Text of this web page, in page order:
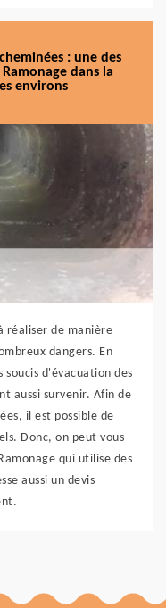
: une des
dans la
environs
réaliser de manière
dangers. En
d'évacuation des
aussi survenir. Afin de
il est possible de
Donc, on peut vous
qui utilise des
aussi un devis